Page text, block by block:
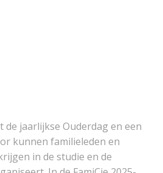
de jaarlijkse Ouderdag en een
kunnen familieleden en
in de studie en de